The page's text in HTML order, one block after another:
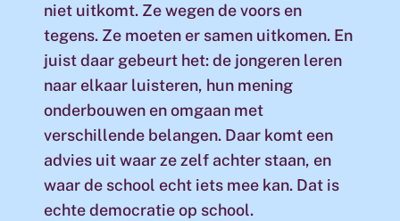
niet uitkomt. Ze wegen de voors en
tegens. Ze moeten er samen uitkomen. En
juist daar gebeurt het: de jongeren leren
naar elkaar luisteren, hun mening
onderbouwen en omgaan met
verschillende belangen. Daar komt een
advies uit waar ze zelf achter staan, en
waar de school echt iets mee kan. Dat is
echte democratie op school.